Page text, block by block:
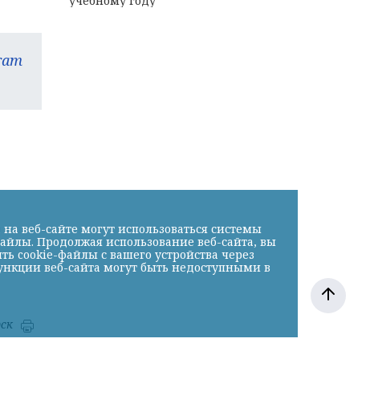
веб-сайте могут использоваться системы
Продолжая использование веб-сайта, вы
cookie-файлы с вашего устройства через
веб-сайта могут быть недоступными в